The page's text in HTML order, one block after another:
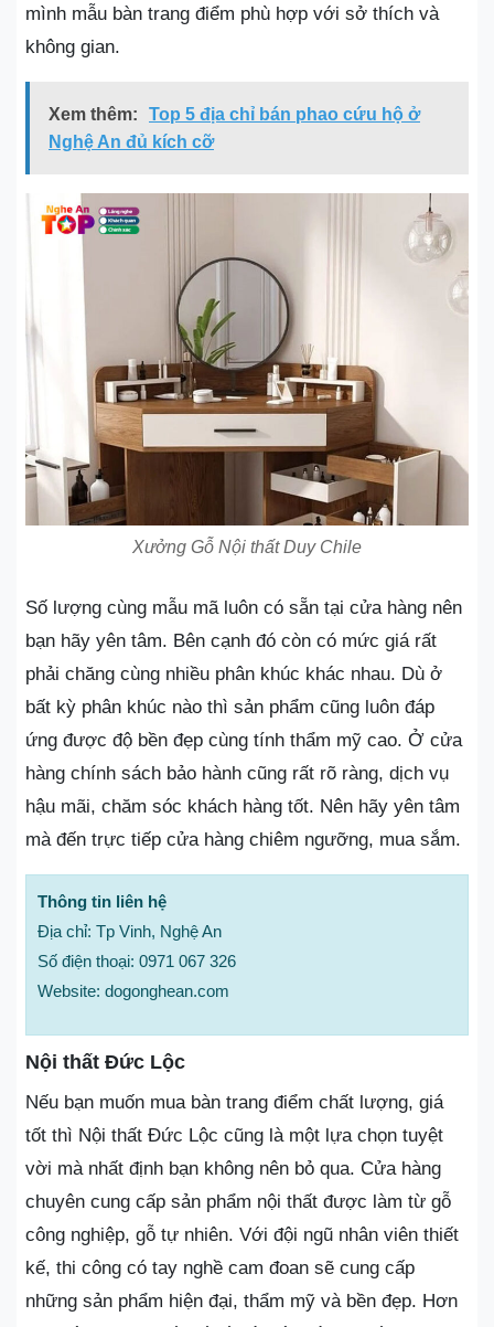
mình mẫu bàn trang điểm phù hợp với sở thích và
không gian.
Xem thêm:
Top 5 địa chỉ bán phao cứu hộ ở
Nghệ An đủ kích cỡ
Xưởng Gỗ Nội thất Duy Chile
Số lượng cùng mẫu mã luôn có sẵn tại cửa hàng nên
bạn hãy yên tâm. Bên cạnh đó còn có mức giá rất
phải chăng cùng nhiều phân khúc khác nhau. Dù ở
bất kỳ phân khúc nào thì sản phẩm cũng luôn đáp
ứng được độ bền đẹp cùng tính thẩm mỹ cao. Ở cửa
hàng chính sách bảo hành cũng rất rõ ràng, dịch vụ
hậu mãi, chăm sóc khách hàng tốt. Nên hãy yên tâm
mà đến trực tiếp cửa hàng chiêm ngưỡng, mua sắm.
Thông tin liên hệ
Địa chỉ: Tp Vinh, Nghệ An
Số điện thoại: 0971 067 326
Website: dogonghean.com
Nội thất Đức Lộc
Nếu bạn muốn mua bàn trang điểm chất lượng, giá
tốt thì Nội thất Đức Lộc cũng là một lựa chọn tuyệt
vời mà nhất định bạn không nên bỏ qua. Cửa hàng
chuyên cung cấp sản phẩm nội thất được làm từ gỗ
công nghiệp, gỗ tự nhiên. Với đội ngũ nhân viên thiết
kế, thi công có tay nghề cam đoan sẽ cung cấp
những sản phẩm hiện đại, thẩm mỹ và bền đẹp. Hơn